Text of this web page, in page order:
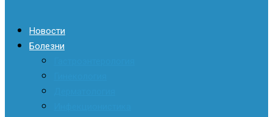
Новости
Болезни